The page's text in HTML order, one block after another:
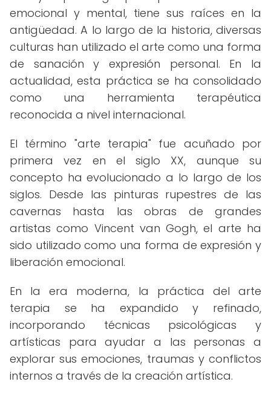
emocional y mental, tiene sus raíces en la
antigüedad. A lo largo de la historia, diversas
culturas han utilizado el arte como una forma
de sanación y expresión personal. En la
actualidad, esta práctica se ha consolidado
como una herramienta terapéutica
reconocida a nivel internacional.
El término "arte terapia" fue acuñado por
primera vez en el siglo XX, aunque su
concepto ha evolucionado a lo largo de los
siglos. Desde las pinturas rupestres de las
cavernas hasta las obras de grandes
artistas como Vincent van Gogh, el arte ha
sido utilizado como una forma de expresión y
liberación emocional.
En la era moderna, la práctica del arte
terapia se ha expandido y refinado,
incorporando técnicas psicológicas y
artísticas para ayudar a las personas a
explorar sus emociones, traumas y conflictos
internos a través de la creación artística.